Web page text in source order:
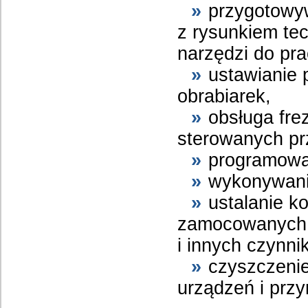
z rysunkiem
narzędzi do
ustawianie
obrabiarek,
obsługa
sterowanych
ustalanie
i innych
urządzeń i